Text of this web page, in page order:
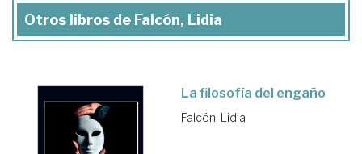
Otros libros de Falcón, Lidia
La filosofía del engaño
Falcón, Lidia